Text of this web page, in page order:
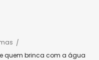
quem brinca com a água